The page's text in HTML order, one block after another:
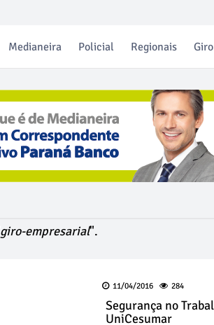
Medianeira Policial Regionais
giro-empresarial".
11/04/2016 284
Segurança no
UniCesumar